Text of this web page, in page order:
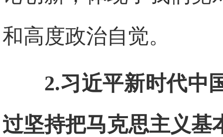
和高度政治自觉。
2.习近平新时代中
过坚持把马克思主义基